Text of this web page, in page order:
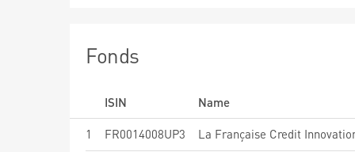
Fonds
ISIN
Name
1
FR0014008UP3 La Française Credit